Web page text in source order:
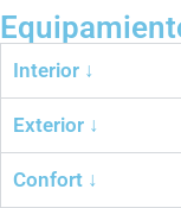
Interior ↓
Exterior ↓
Confort ↓